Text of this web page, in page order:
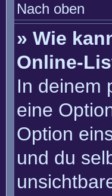
Nach oben
» Wie
Online-
In deinem
eine
Option
und du